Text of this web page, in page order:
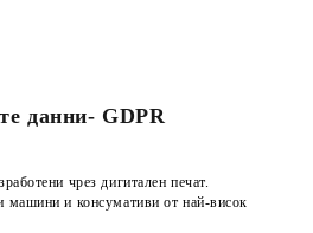
данни- GDPR
чрез дигитален печат.
машини и консумативи от най-висок